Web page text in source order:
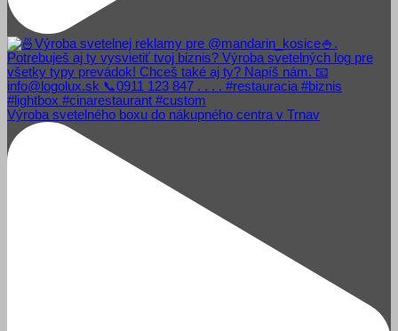
Výroba svetelného boxu do nákupného centra v Trnav